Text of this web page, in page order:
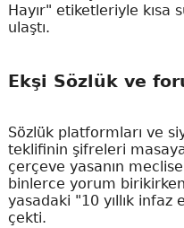
Hayır" etiketleriyle kısa
ulaştı.
Ekşi Sözlük ve
Sözlük platformları ve
teklifinin şifreleri
çerçeve yasanın meclise
binlerce yorum
yasadaki "10 yıllık
çekti.